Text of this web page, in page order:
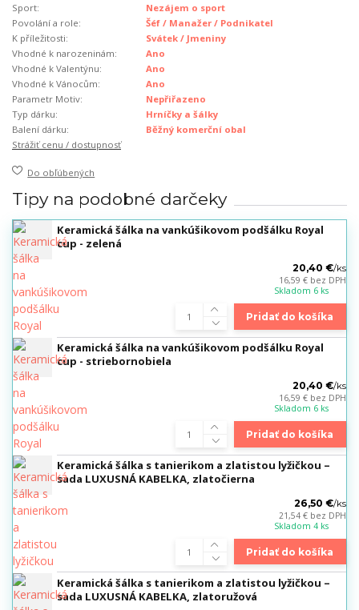
Sport:
Nezájem o sport
Povolání a role:
Šéf / Manažer / Podnikatel
K příležitosti:
Svátek / Jmeniny
Vhodné k narozeninám:
Ano
Vhodné k Valentýnu:
Ano
Vhodné k Vánocům:
Ano
Parametr Motiv:
Nepřiřazeno
Typ dárku:
Hrníčky a šálky
Balení dárku:
Běžný komerční obal
Strážiť cenu / dostupnosť
Do obľúbených
Tipy na podobné darčeky
Keramická šálka na vankúšikovom podšálku Royal
cup - zelená
20,40 €/ks
16,59 € bez DPH
Skladom 6 ks
Pridať do košíka
Keramická šálka na vankúšikovom podšálku Royal
cup - striebornobiela
20,40 €/ks
16,59 € bez DPH
Skladom 6 ks
Pridať do košíka
Keramická šálka s tanierikom a zlatistou lyžičkou –
sada LUXUSNÁ KABELKA, zlatočierna
26,50 €/ks
21,54 € bez DPH
Skladom 4 ks
Pridať do košíka
Keramická šálka s tanierikom a zlatistou lyžičkou –
sada LUXUSNÁ KABELKA, zlatoružová